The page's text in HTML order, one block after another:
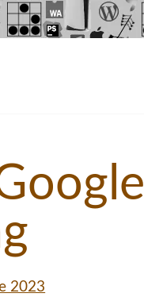
2023